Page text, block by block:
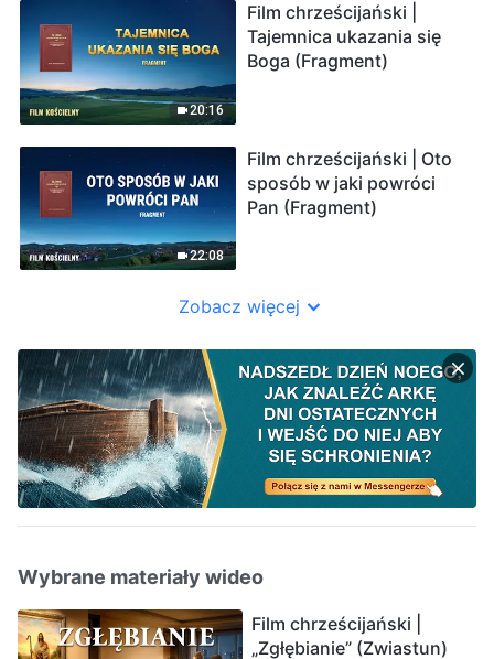
20:16
Film chrześcijański |
Tajemnica ukazania się
Boga (Fragment)
22:08
Film chrześcijański | Oto
sposób w jaki powróci
Pan (Fragment)
Zobacz więcej
Wybrane materiały wideo
Film chrześcijański |
„Zgłębianie” (Zwiastun)